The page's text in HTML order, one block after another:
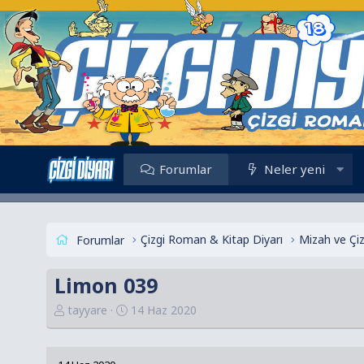
Forumlar Neler yeni
Forumlar Çizgi Roman & Kitap Diyarı Mizah ve
Limon 039
K
o
tayyare
B
a
14 Haz 2020